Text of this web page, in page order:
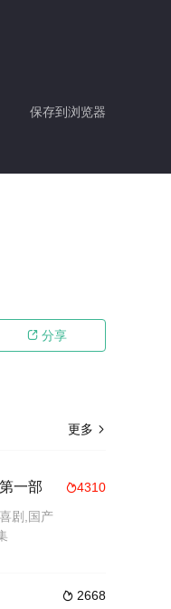
保存到浏览器
 分享
更多 
4310
一部
剧,国产
 2668